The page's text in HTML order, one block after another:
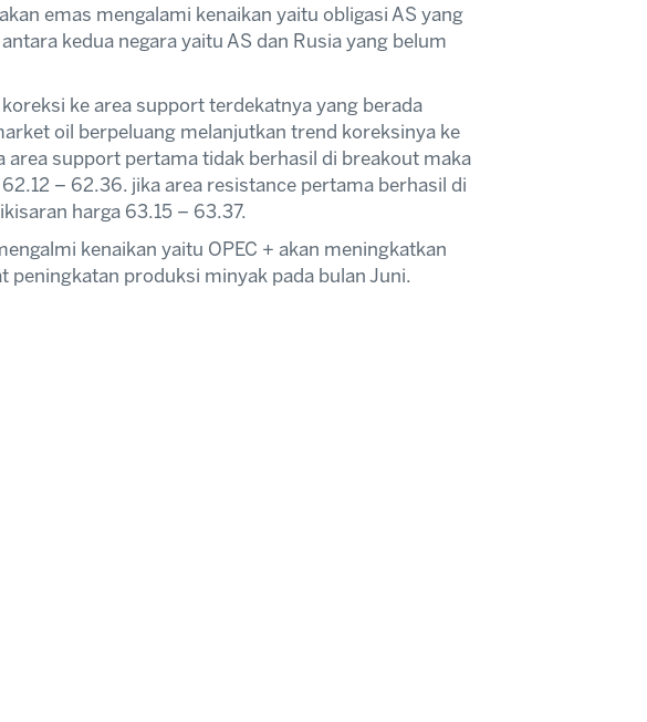
emas mengalami kenaikan yaitu obligasi AS yang
kedua negara yaitu AS dan Rusia yang belum
ke area support terdekatnya yang berada
oil berpeluang melanjutkan trend koreksinya ke
support pertama tidak berhasil di breakout maka
– 62.36. jika area resistance pertama berhasil di
harga 63.15 – 63.37.
kenaikan yaitu OPEC + akan meningkatkan
peningkatan produksi minyak pada bulan Juni.